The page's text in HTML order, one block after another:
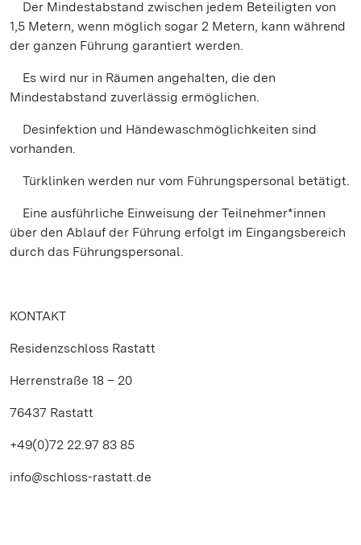
Der Mindestabstand zwischen jedem Beteiligten von
1,5 Metern, wenn möglich sogar 2 Metern, kann während
der ganzen Führung garantiert werden.
Es wird nur in Räumen angehalten, die den
Mindestabstand zuverlässig ermöglichen.
Desinfektion und Händewaschmöglichkeiten sind
vorhanden.
Türklinken werden nur vom Führungspersonal betätigt.
Eine ausführliche Einweisung der Teilnehmer*innen
über den Ablauf der Führung erfolgt im Eingangsbereich
durch das Führungspersonal.
KONTAKT
Residenzschloss Rastatt
Herrenstraße 18 – 20
76437 Rastatt
+49(0)72 22.97 83 85
info@schloss-rastatt.de